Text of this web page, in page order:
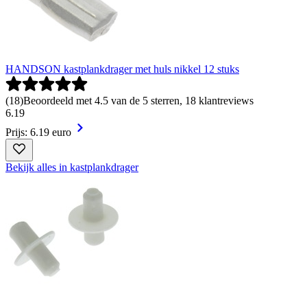
HANDSON kastplankdrager met huls nikkel 12 stuks
(18)Beoordeeld met 4.5 van de 5 sterren, 18 klantreviews
6.19
Prijs: 6.19 euro
Bekijk alles in kastplankdrager